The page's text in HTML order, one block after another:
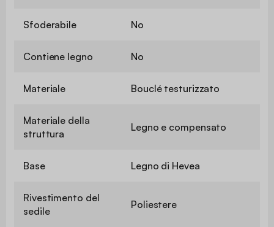
Sfoderabile No
Contiene legno No
Materiale Bouclé testurizzato
Materiale della
struttura
Legno e compensato
Base Legno di Hevea
Rivestimento del
sedile
Poliestere